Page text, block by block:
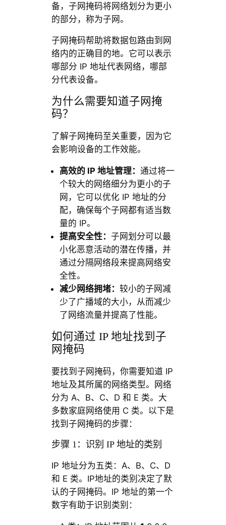
备，子网掩码将网络划分为更小
的部分，称为子网。
子网掩码帮助将数据包路由到网
络内的正确目的地。它可以表示
哪部分 IP 地址代表网络，哪部
分代表设备。
为什么需要知道子网掩
码？
了解子网掩码至关重要，因为它
会影响设备的工作效能。
高效的 IP 地址管理： 通过将一
个较大的网络细分为更小的子
网，它可以优化 IP 地址的分
配，确保每个子网都有适当数
量的 IP。
提高安全性： 子网划分可以最
小化恶意活动的潜在传播，并
通过分隔网络段来提高网络安
全性。
减少网络拥堵： 较小的子网减
少了广播域的大小，从而减少
了网络流量并提高了性能。
如何通过 IP 地址找到子
网掩码
要找到子网掩码，你需要知道 IP
地址及其所属的网络类型。网络
分为 A、B、C、D 和 E 类。大
多数家庭网络使用 C 类。以下是
找到子网掩码的步骤：
步骤 1：识别 IP 地址的类别
IP 地址分为五类：A、B、C、D
和 E 类。IP地址的类别决定了默
认的子网掩码。IP 地址的第一个
数字有助于识别类别：